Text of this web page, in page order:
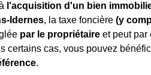
l'acquisition d'un bien
Idernes, la taxe foncière (y
par le propriétaire et peut par
certains cas, vous pouvez
.